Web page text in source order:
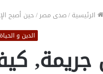
الرئيسية/صدى مصر/حين أصبح
الدين و الحياة
جريمة,